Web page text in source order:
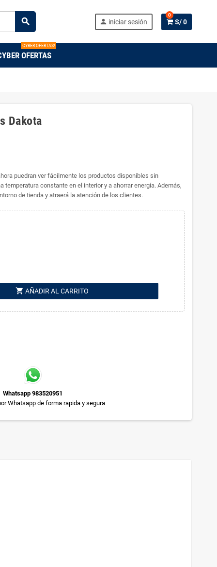
search person iniciar sesión
0
S/ 0
OFERTAS
CYBER OFERTAS!
Dakota
puedran ver fácilmente los productos disponibles sin
temperatura constante en el interior y a ahorrar energía. Además,
de tienda y atraerá la atención de los clientes.
shopping_cart AÑADIR AL CARRITO
Whatsapp 983520951
Whatsapp de forma rapida y segura